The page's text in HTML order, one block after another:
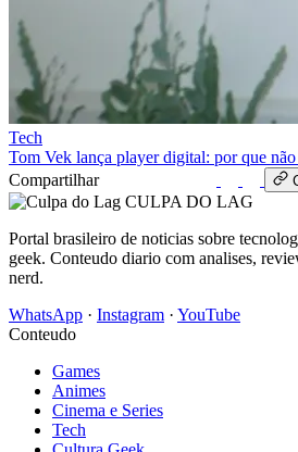
Tech
Tom Vek lança player digital: por que não
Compartilhar
CULPA DO LAG
Portal brasileiro de noticias sobre
geek. Conteudo diario com analises,
nerd.
WhatsApp · Instagram · YouTube
Conteudo
Games
Animes
Cinema e Series
Tech